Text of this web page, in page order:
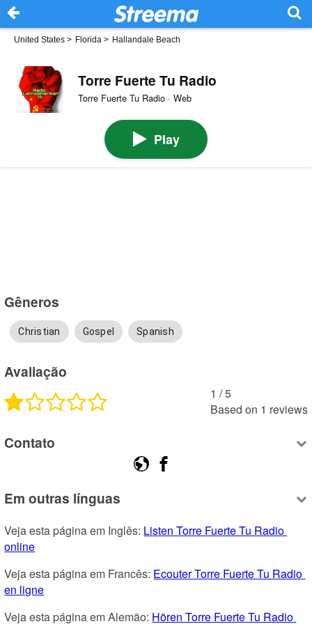
United States > Florida > Hallandale Beach
Torre Fuerte Tu Radio
Torre Fuerte Tu Radio · Web
Play
Gêneros
Christian Gospel Spanish
Avaliação
1 /5
Based on 1 reviews
Contato
Em outras línguas
Veja esta página em Inglês: Listen Torre Fuerte Tu Radio
online
Veja esta página em Francês: Ecouter Torre Fuerte Tu Radio
en ligne
Veja esta página em Alemão: Hören Torre Fuerte Tu Radio